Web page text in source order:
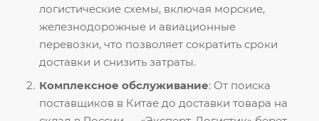
логистические схемы, включая морские,
железнодорожные и авиационные
перевозки, что позволяет сократить сроки
доставки и снизить затраты.
Комплексное обслуживание: От поиска
поставщиков в Китае до доставки товара на